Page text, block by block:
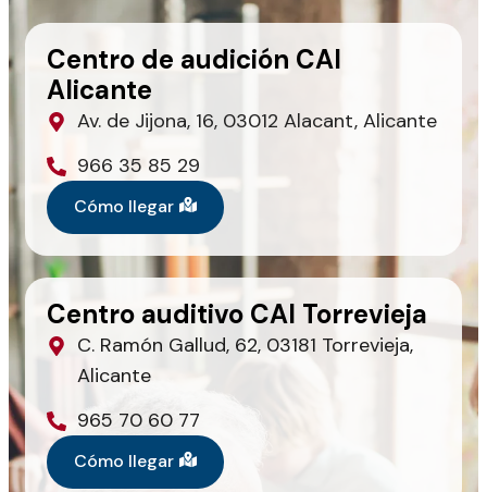
Centro de audición CAI
Alicante
Av. de Jijona, 16, 03012 Alacant, Alicante
966 35 85 29
Cómo llegar
Centro auditivo CAI Torrevieja
C. Ramón Gallud, 62, 03181 Torrevieja,
Alicante
965 70 60 77
Cómo llegar